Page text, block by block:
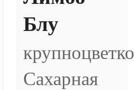
Блу
Сахарная